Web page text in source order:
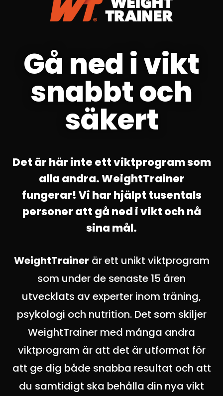
Gå ned i vikt
snabbt och
säkert
Det är här inte ett viktprogram som
alla andra. WeightTrainer
fungerar! Vi har hjälpt tusentals
personer att gå ned i vikt och nå
sina mål.
WeightTrainer är ett unikt viktprogram
som under de senaste 15 åren
utvecklats av experter inom träning,
psykologi och nutrition. Det som skiljer
WeightTrainer med många andra
viktprogram är att det är utformat för
att ge dig både snabba resultat och att
du samtidigt ska behålla din nya vikt